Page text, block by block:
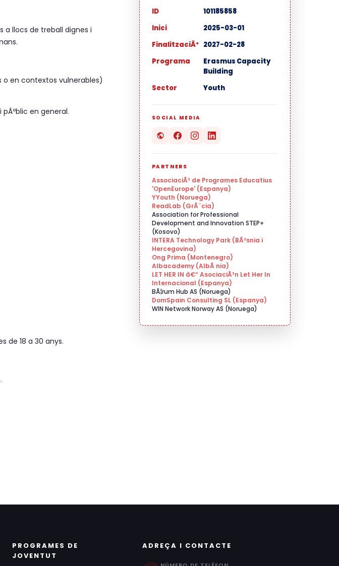
a llocs de treball dignes i
o en contextos vulnerables)
en general.
de 18 a 30 anys.
ID
101185858
Inici
2025-03-01
FinalitzaciÃ³ 2027-02-28
Programa
Erasmus Capacity
Building
Sector
Youth
SOCIAL MEDIA
PARTNERS
AssociaciÃ³ de Programes Educatius
'OpenEurope' (Espanya)
YYouth (Noruega)
ReadLab (GrÃ¨cia)
Association for Professional
Development and Innovation STEP+
(Kosovo)
INTERA Technology Park (BÃ²snia i
Hercegovina)
Ong Prima (Montenegro)
Albacademy (AlbÃ nia)
LET HER IN â€“ AsociaciÃ³n Let Her In
Internacional (Espanya)
BÃ¦rum Hub AS (Noruega)
DomSpain Consulting SL (Espanya)
WIN Network Norway AS (Noruega)
PROGRAMES DE
JOVENTUT
ADREÇA I CONTACTE